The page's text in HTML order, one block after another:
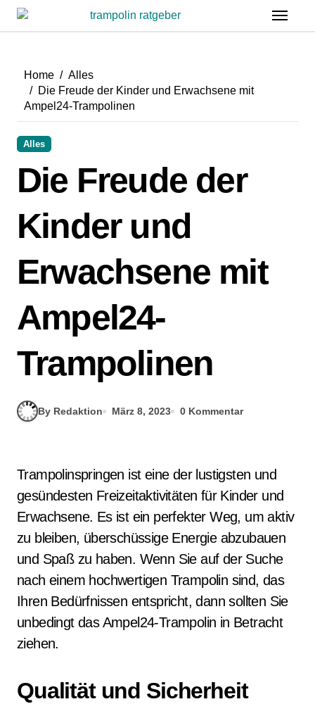
Zum
Inhalt
Home
Alles
Die Freude der Kinder und Erwachsene mit
Ampel24-Trampolinen
Alles
Die Freude der
Kinder und
Erwachsene mit
Ampel24-
Trampolinen
By Redaktion März 8, 2023 0 Kommentar
Trampolinspringen ist eine der lustigsten und
gesündesten Freizeitaktivitäten für Kinder und
Erwachsene. Es ist ein perfekter Weg, um aktiv
zu bleiben, überschüssige Energie abzubauen
und Spaß zu haben. Wenn Sie auf der Suche
nach einem hochwertigen Trampolin sind, das
Ihren Bedürfnissen entspricht, dann sollten Sie
unbedingt das Ampel24-Trampolin in Betracht
ziehen.
Qualität und Sicherheit